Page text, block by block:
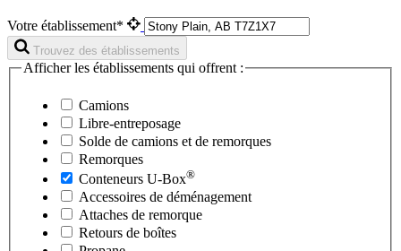
Votre établissement*
Trouvez des établissements
Afficher les établissements qui offrent :
Camions
Libre-entreposage
Solde de camions et de remorques
Remorques
Conteneurs U-Box®
Accessoires de déménagement
Attaches de remorque
Retours de boîtes